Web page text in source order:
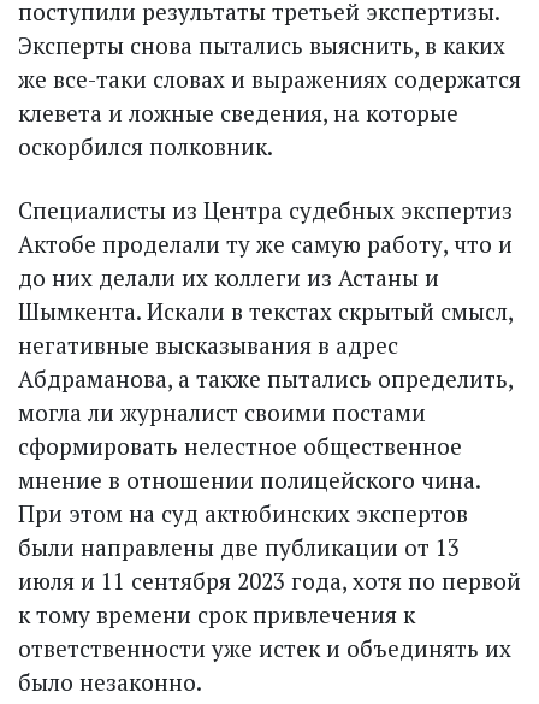
поступили результаты третьей экспертизы.
Эксперты снова пытались выяснить, в каких
же все-таки словах и выражениях содержатся
клевета и ложные сведения, на которые
оскорбился полковник.
Специалисты из Центра судебных экспертиз
Актобе проделали ту же самую работу, что и
до них делали их коллеги из Астаны и
Шымкента. Искали в текстах скрытый смысл,
негативные высказывания в адрес
Абдраманова, а также пытались определить,
могла ли журналист своими постами
сформировать нелестное общественное
мнение в отношении полицейского чина.
При этом на суд актюбинских экспертов
были направлены две публикации от 13
июля и 11 сентября 2023 года, хотя по первой
к тому времени срок привлечения к
ответственности уже истек и объединять их
было незаконно.